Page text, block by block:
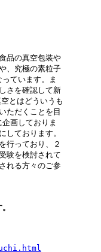
品の真空包装や
、究極の素粒子
ています。ま
さを確認して新
とはどういうも
ただくことを目
画しておりま
しております。
行っており、２
験を検討されて
れる方々のご参